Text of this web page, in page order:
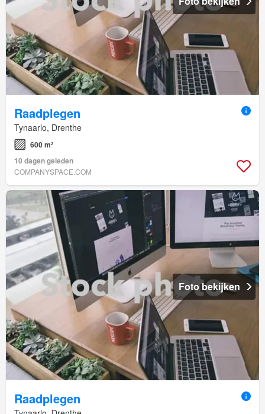
Raadplegen
Tynaarlo, Drenthe
600 m²
10 dagen geleden
COMPANYSPACE.COM
Foto bekijken
Raadplegen